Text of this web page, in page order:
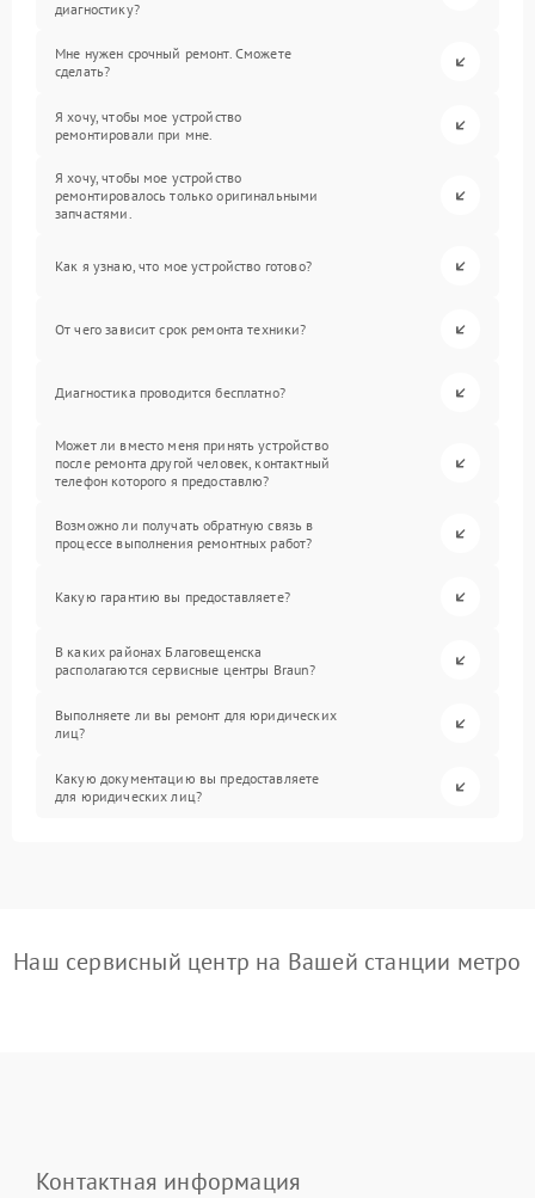
диагностику?
Мне нужен срочный ремонт. Сможете
сделать?
Я хочу, чтобы мое устройство
ремонтировали при мне.
Я хочу, чтобы мое устройство
ремонтировалось только оригинальными
запчастями.
Как я узнаю, что мое устройство готово?
От чего зависит срок ремонта техники?
Диагностика проводится бесплатно?
Может ли вместо меня принять устройство
после ремонта другой человек, контактный
телефон которого я предоставлю?
Возможно ли получать обратную связь в
процессе выполнения ремонтных работ?
Какую гарантию вы предоставляете?
В каких районах Благовещенска
располагаются сервисные центры Braun?
Выполняете ли вы ремонт для юридических
лиц?
Какую документацию вы предоставляете
для юридических лиц?
Наш сервисный центр на Вашей станции метро
Контактная информация